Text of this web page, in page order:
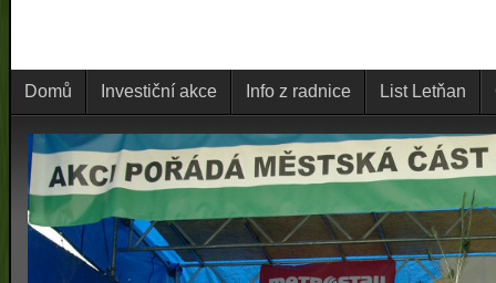
Domů Investiční akce Info z radnice List Letňan